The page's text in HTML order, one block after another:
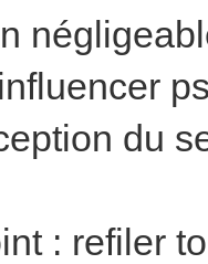
du
: refiler